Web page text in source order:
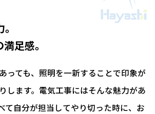
足感。
っても、照明を一新することで印象が
します。電気工事にはそんな魅力があ
て自分が担当してやり切った時に、お